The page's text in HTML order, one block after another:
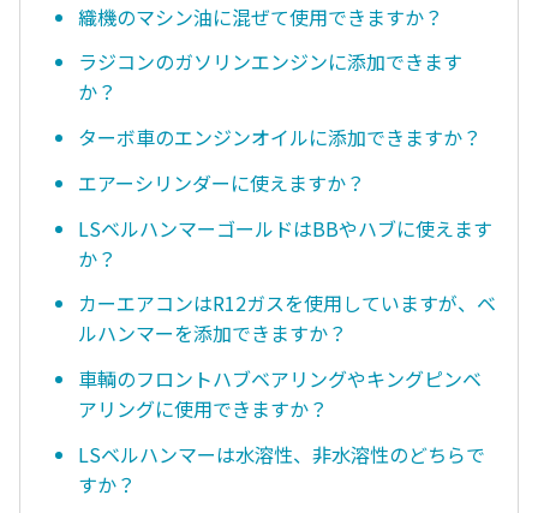
織機のマシン油に混ぜて使用できますか？
ラジコンのガソリンエンジンに添加できます
か？
ターボ車のエンジンオイルに添加できますか？
エアーシリンダーに使えますか？
LSベルハンマーゴールドはBBやハブに使えます
か？
カーエアコンはR12ガスを使用していますが、ベ
ルハンマーを添加できますか？
車輌のフロントハブベアリングやキングピンベ
アリングに使用できますか？
LSベルハンマーは水溶性、非水溶性のどちらで
すか？